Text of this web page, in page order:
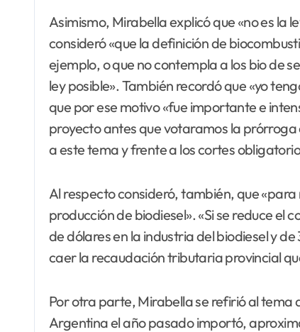
Asimismo, Mirabella explicó que «no es la
consideró «que la definición de
ejemplo, o que no contempla a los bio de
ley posible». También recordó que «yo
que por ese motivo «fue importante e
proyecto antes que votaramos la
a este tema y frente a los cortes
Al respecto consideró, también, que
producción de biodiesel». «Si se reduce
de dólares en la industria del biodiesel y
caer la recaudación tributaria provincial
Por otra parte, Mirabella se refirió al tema
Argentina el año pasado importó,